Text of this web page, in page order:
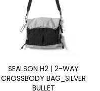
SEALSON H2 | 2-WAY
CROSSBODY BAG_SILVER
BULLET